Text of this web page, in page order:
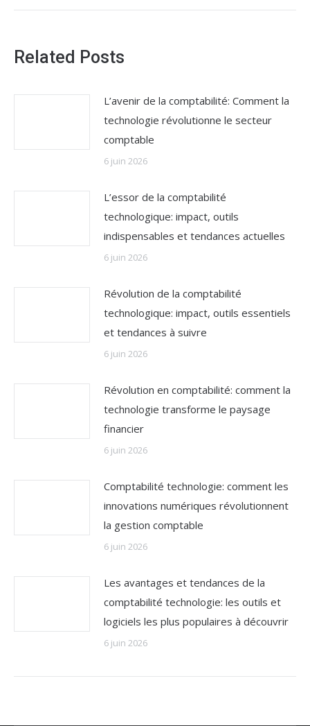
Related Posts
L’avenir de la comptabilité: Comment la
technologie révolutionne le secteur
comptable
6 juin 2026
L’essor de la comptabilité
technologique: impact, outils
indispensables et tendances actuelles
6 juin 2026
Révolution de la comptabilité
technologique: impact, outils essentiels
et tendances à suivre
6 juin 2026
Révolution en comptabilité: comment la
technologie transforme le paysage
financier
6 juin 2026
Comptabilité technologie: comment les
innovations numériques révolutionnent
la gestion comptable
6 juin 2026
Les avantages et tendances de la
comptabilité technologie: les outils et
logiciels les plus populaires à découvrir
6 juin 2026